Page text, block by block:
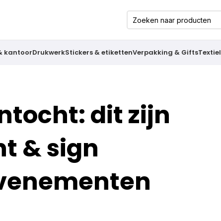
kantoorDrukwerkStickers & etikettenVerpakking & GiftsTextiel
dit zijn
& sign